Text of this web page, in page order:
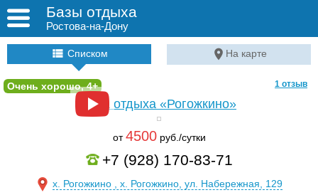
Базы отдыха
Ростова-на-Дону
Списком На карте
1 отзыв
Очень хорошо, 4+
База отдыха «Рогожкино»
от4500руб./сутки
+7 (928) 170-83-71
х. Рогожкино , х. Рогожкино, ул. Набережная, 129